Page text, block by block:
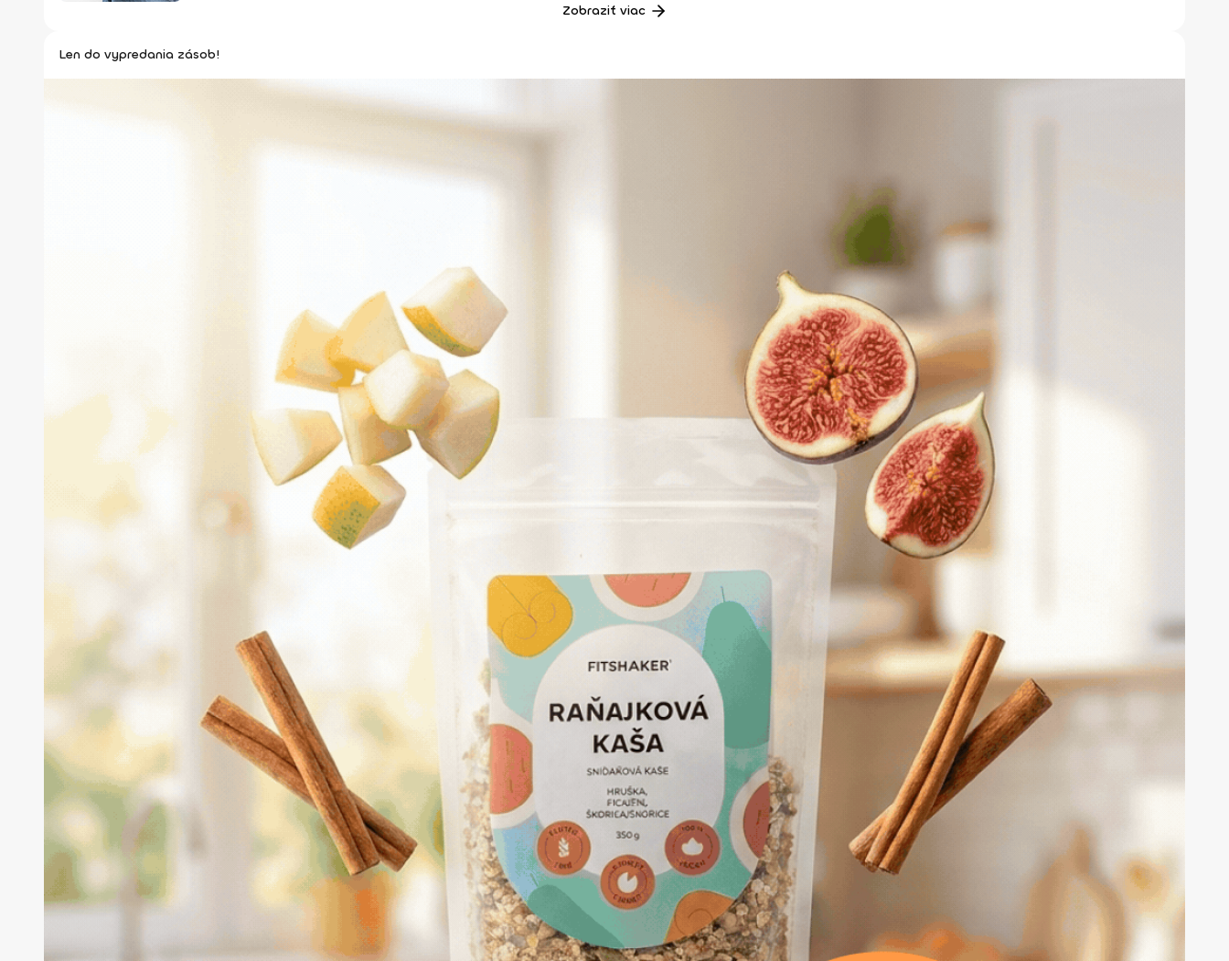
Zobraziť viac
Len do vypredania zásob!